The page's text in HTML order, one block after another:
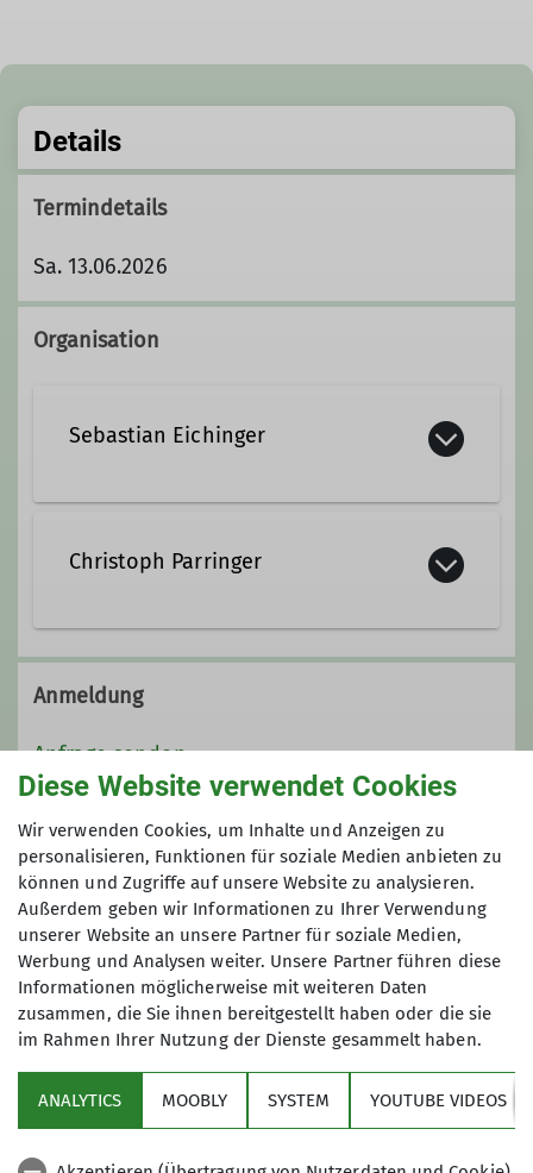
Details
Termindetails
Sa. 13.06.2026
Organisation
Sebastian Eichinger
Qualifikationen
Jugendleiter
Ämter
Jugendleiter
Christoph Parringer
0151 17757207
Kontakt aufnehmen
Jugendleiter
Ämter
Jugendleiter
Anmeldung
Anfrage senden
Maximale Teilnehmeranzahl
7
Bundesverband
Diese Website verwendet Cookies
Wir verwenden Cookies, um Inhalte und Anzeigen zu
personalisieren, Funktionen für soziale Medien anbieten zu
können und Zugriffe auf unsere Website zu analysieren.
Außerdem geben wir Informationen zu Ihrer Verwendung
unserer Website an unsere Partner für soziale Medien,
Werbung und Analysen weiter. Unsere Partner führen diese
Informationen möglicherweise mit weiteren Daten
zusammen, die Sie ihnen bereitgestellt haben oder die sie
im Rahmen Ihrer Nutzung der Dienste gesammelt haben.
ANALYTICS MOOBLY SYSTEM YOUTUBE VIDEOS